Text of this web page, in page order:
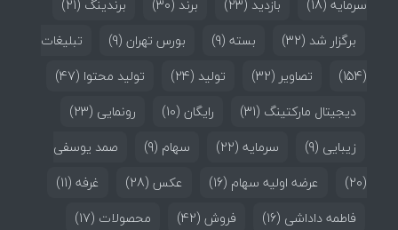
سرمایه (18) بازدید (23) برند (30) برندینگ (21)
برگزار شد (32) بسته (9) بورس تهران (9)
تبلیغات
(154)
تصاویر (32) تولید (24) تولید محتوا (47)
دیجیتال مارکتینگ (31) رایگان (10) رونمایی (23)
زیبایی (9) سرمایه (22) سهام (9)
صمد یوسفی
(20)
عرضه اولیه سهام (16) عکس (28) غرفه (11)
فاطمه داداشی (16) فروش (42) محصولات (17)